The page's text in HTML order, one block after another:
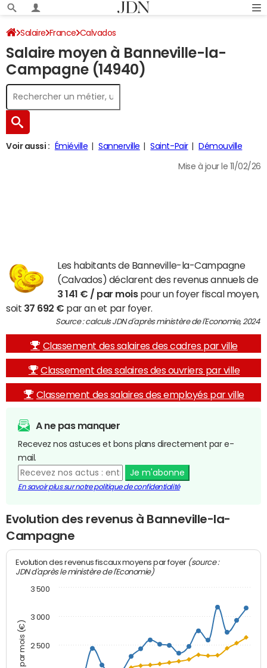
Salaire France Calvados
Salaire moyen à Banneville-la-
Campagne (14940)
Voir aussi : Émiéville Sannerville Saint-Pair Démouville
Mise à jour le 11/02/26
Les habitants de Banneville-la-Campagne
(Calvados) déclarent des revenus annuels de
3 141 € / par moispour un foyer fiscal moyen,
soit 37 692 € par an et par foyer.
Source : calculs JDN d'après ministère de l'Economie, 2024
Classement des salaires des cadres par ville
Classement des salaires des ouvriers par ville
Classement des salaires des employés par ville
A ne pas manquer
Recevez nos astuces et bons plans directement par e-
mail.
Je m'abonne
En savoir plus sur notre politique de confidentialité
Evolution des revenus à Banneville-la-
Campagne
Evolution des revenus fiscaux moyens par foyer (source :
JDN d'après le ministère de l'Economie)
2 500
3 000
3 500